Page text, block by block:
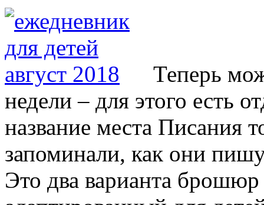
Теперь
недели – для этого есть
название места Писания
запоминали, как они
Это два варианта